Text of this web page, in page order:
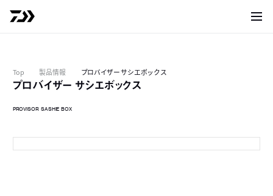
サイ
Top 製品情報 プロバイザー サシエボックス
プロバイザー サシエボックス
PROVISOR SASHIE BOX